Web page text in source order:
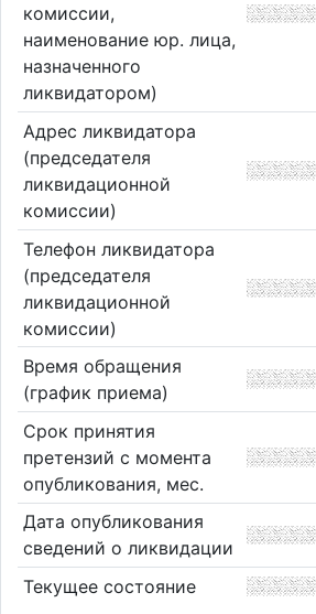
комиссии,
наименование юр. лица,
назначенного
ликвидатором)
Адрес ликвидатора
(председателя
ликвидационной
комиссии)
Телефон ликвидатора
(председателя
ликвидационной
комиссии)
Время обращения
(график приема)
Срок принятия
претензий с момента
опубликования, мес.
Дата опубликования
сведений о ликвидации
Текущее состояние